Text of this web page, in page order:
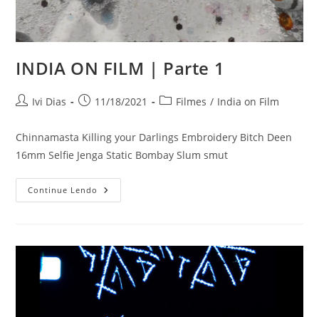
INDIA ON FILM | Parte 1
Autor
post:
Ivi Dias
Post11/18/2021
Categoria
post:
Filmes / India on Film
Chinnamasta Killing your Darlings Embroidery Bitch Deen
16mm Selfie Jenga Static Bombay Slum smut
Continue Lendo INDIA
ON